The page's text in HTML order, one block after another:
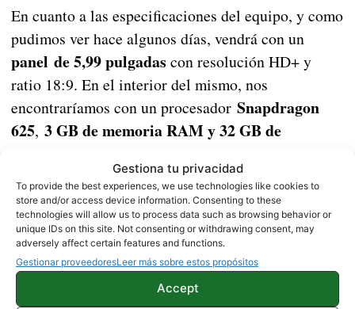
Gestiona tu privacidad
To provide the best experiences, we use technologies like cookies to
store and/or access device information. Consenting to these
technologies will allow us to process data such as browsing behavior or
unique IDs on this site. Not consenting or withdrawing consent, may
adversely affect certain features and functions.
Gestionar proveedoresLeer más sobre estos propósitos
Accept
En cuanto a las especificaciones del equipo, y como
pudimos ver hace algunos días, vendrá con un
panel de 5,99 pulgadas con resolución HD+ y
ratio 18:9. En el interior del mismo, nos
encontraríamos con un procesador Snapdragon
625, 3 GB de memoria RAM y 32 GB de
características, contará con unabatería de 3080
mAhy unacámara doble de 12 y 5 mpx, además
deMIUI 9.
Así son las primeras fotografías tomadas con el
Xiaomi Mi MIX 2S